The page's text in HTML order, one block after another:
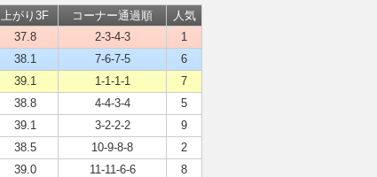
上がり3F コーナー通過順
人気
37.8 2-3-4-3
1
38.1 7-6-7-5
6
39.1 1-1-1-1
7
38.8 4-4-3-4
5
39.1 3-2-2-2
9
38.5 10-9-8-8
2
39.0 11-11-6-6
8